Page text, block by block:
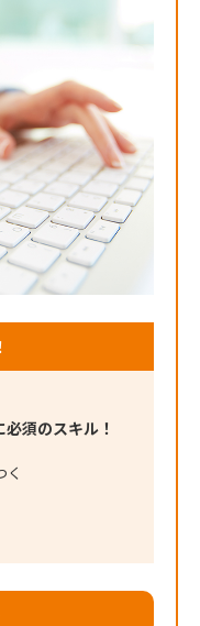
須のスキル！
く